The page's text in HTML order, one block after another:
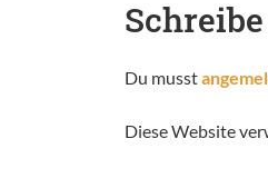
Du musst
Diese Website